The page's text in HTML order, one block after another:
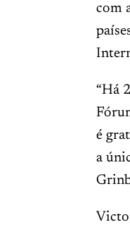
com
“Há
é
a